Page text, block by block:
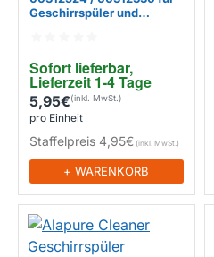
EIGENMARKE
Sofort lieferbar,
Lieferzeit 1-4 Tage
Geschirrspüler und
5,95€
pro Einheit
Staffelpreis 4,95€
+ WARENKORB